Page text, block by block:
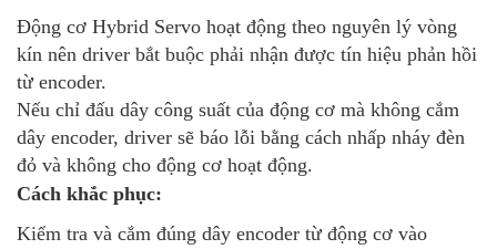
Động cơ Hybrid Servo hoạt động theo nguyên lý vòng
kín nên driver bắt buộc phải nhận được tín hiệu phản hồi
từ encoder.
Nếu chỉ đấu dây công suất của động cơ mà không cắm
dây encoder, driver sẽ báo lỗi bằng cách nhấp nháy đèn
đỏ và không cho động cơ hoạt động.
Cách khắc phục:
Kiểm tra và cắm đúng dây encoder từ động cơ vào